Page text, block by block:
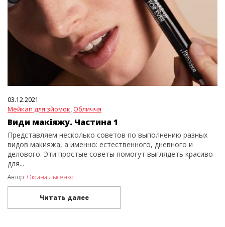
03.12.2021
Мейкап для зйомок,Обличчя
Види макіяжу. Частина 1
Представляем несколько советов по выполнению разных
видов макияжа, а именно: естественного, дневного и
делового. Эти простые советы помогут выглядеть красиво
для...
Автор: Оксана Лысенко
Читать далее